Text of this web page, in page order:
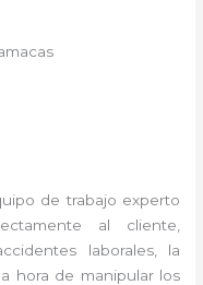
de trabajo experto
al cliente,
laborales, la
hora de manipular los